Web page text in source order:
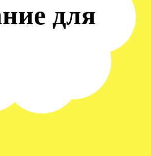
для